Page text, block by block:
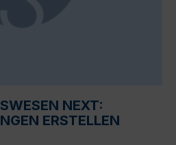
NEXT:
ERSTELLEN